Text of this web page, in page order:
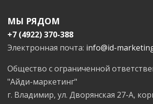
МЫ РЯДОМ
+7 (4922) 370-388
Электронная почта: info@id-
Общество с ограниченной
"Айди-маркетинг"
г. Владимир, ул. Дворянская 27-А,